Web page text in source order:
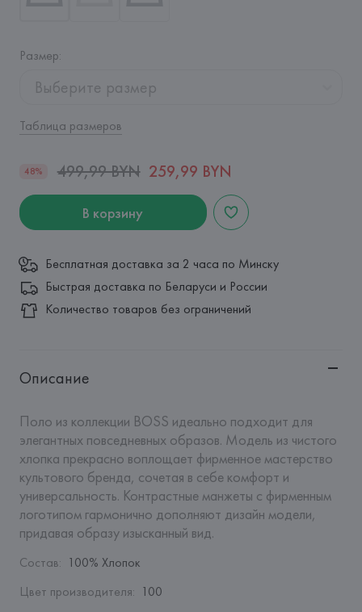
Размер:
Выберите размер
Таблица размеров
48% 499,99 BYN 259,99 BYN
В корзину
Бесплатная доставка за 2 часа по Минску
Быстрая доставка по Беларуси и России
Количество товаров без ограничений
Описание
Поло из коллекции BOSS идеально подходит для
элегантных повседневных образов. Модель из чистого
хлопка прекрасно воплощает фирменное мастерство
культового бренда, сочетая в себе комфорт и
универсальность. Контрастные манжеты с фирменным
логотипом гармонично дополняют дизайн модели,
придавая образу изысканный вид.
Состав: 100% Хлопок
Цвет производителя: 100